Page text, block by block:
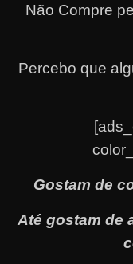
Não Compre
Percebo que
Gostam de
Até gostam de